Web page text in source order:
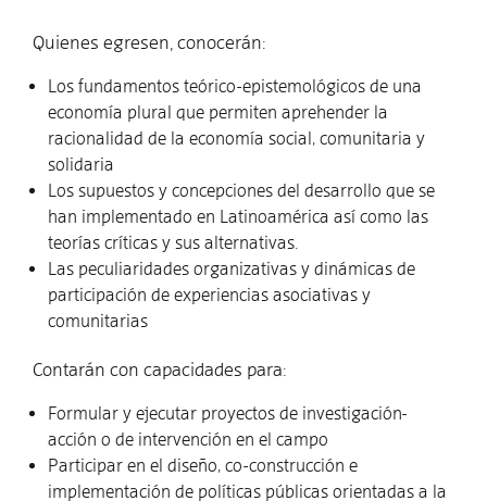
Quienes egresen, conocerán:
Los fundamentos teórico-epistemológicos de una
economía plural que permiten aprehender la
racionalidad de la economía social, comunitaria y
solidaria
Los supuestos y concepciones del desarrollo que se
han implementado en Latinoamérica así como las
teorías críticas y sus alternativas.
Las peculiaridades organizativas y dinámicas de
participación de experiencias asociativas y
comunitarias
Contarán con capacidades para:
Formular y ejecutar proyectos de investigación-
acción o de intervención en el campo
Participar en el diseño, co-construcción e
implementación de políticas públicas orientadas a la